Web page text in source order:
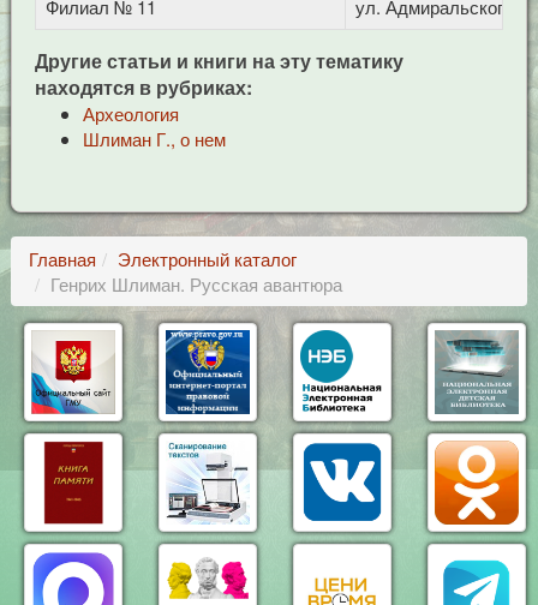
Филиал № 11
ул. Адмиральского, 8
Другие статьи и книги на эту тематику
находятся в рубриках:
Археология
Шлиман Г., о нем
Главная
Электронный каталог
Генрих Шлиман. Русская авантюра